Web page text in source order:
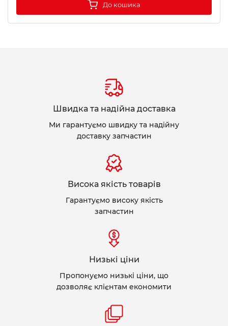
До кошика
Швидка та надійна доставка
Ми гарантуємо швидку та надійну
доставку запчастин
Висока якість товарів
Гарантуємо високу якість
запчастин
Низькі ціни
Пропонуємо низькі ціни, що
дозволяє клієнтам економити